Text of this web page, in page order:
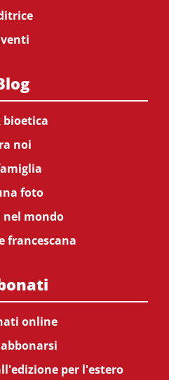
bioetica
noi
foto
mondo
francescana
online
per l'estero